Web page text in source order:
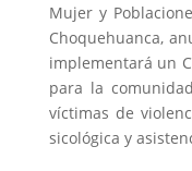
Mujer y
Choquehuanca,
implementará un
para la
víctimas de
sicológica y